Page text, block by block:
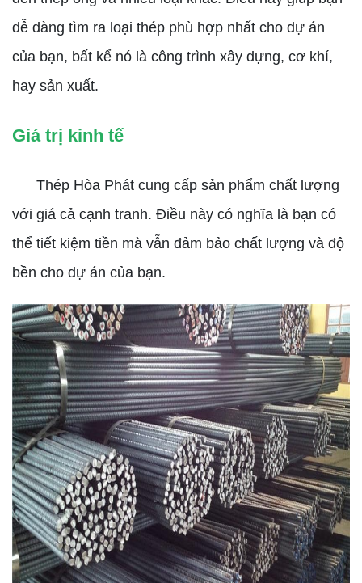
dễ dàng tìm ra loại thép phù hợp nhất cho dự án
của bạn, bất kể nó là công trình xây dựng, cơ khí,
hay sản xuất.
Giá trị kinh tế
Thép Hòa Phát cung cấp sản phẩm chất lượng
với giá cả cạnh tranh. Điều này có nghĩa là bạn có
thể tiết kiệm tiền mà vẫn đảm bảo chất lượng và độ
bền cho dự án của bạn.